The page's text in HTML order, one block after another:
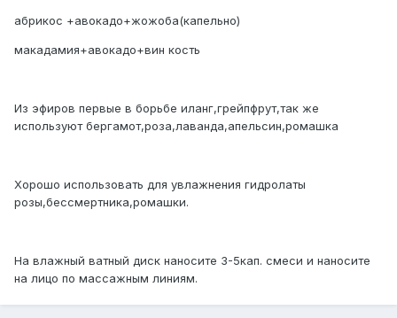
абрикос +авокадо+жожоба(капельно)
макадамия+авокадо+вин кость
Из эфиров первые в борьбе иланг,грейпфрут,так же
используют бергамот,роза,лаванда,апельсин,ромашка
Хорошо использовать для увлажнения гидролаты
розы,бессмертника,ромашки.
На влажный ватный диск наносите 3-5кап. смеси и наносите
на лицо по массажным линиям.